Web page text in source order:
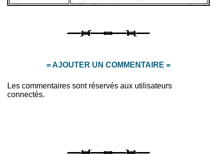
= AJOUTER UN COMMENTAIRE =
Les commentaires sont réservés aux utilisateurs
connectés.